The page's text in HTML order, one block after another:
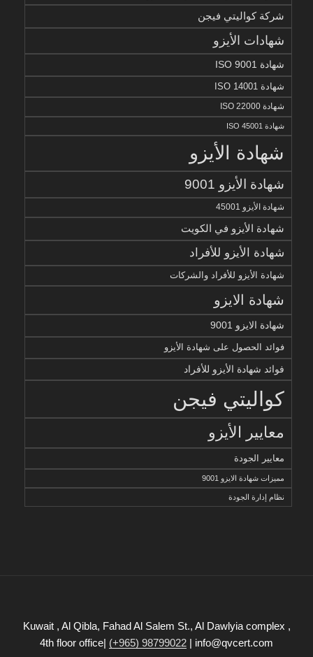
شركة كواليتي فيجن
شهادات الأيزو
شهادة ISO 9001
شهادة ISO 14001
شهادة ISO 22000
شهادة ISO 45001
شهادة الأيزو
شهادة الأيزو 9001
شهادة الأيزو 45001
شهادة الأيزو في الكويت
شهادة الأيزو للأفراد
شهادة الأيزو للأفراد والشركات
شهادة الايزو
شهادة الايزو 9001
فوائد الحصول على شهادة الأيزو
فوائد شهادة الأيزو للأفراد
كواليتي فيجن
معايير الأيزو
معايير الجودة
مميزات شهادة الايزو 9001
نظام إدارة الجودة
Kuwait , Al Qibla, Fahad Al Salem St., Al Dawlyia complex ,
4th floor office| (+965) 98799022 | info@qvcert.com